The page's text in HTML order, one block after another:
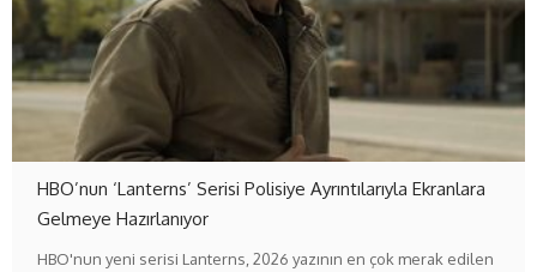
HBO’nun ‘Lanterns’ Serisi Polisiye Ayrıntılarıyla Ekranlara
Gelmeye Hazırlanıyor
HBO'nun yeni serisi Lanterns, 2026 yazının en çok merak edilen